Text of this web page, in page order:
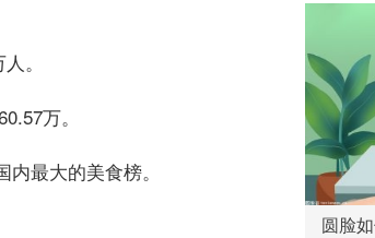
。
万。
最大的美食榜。